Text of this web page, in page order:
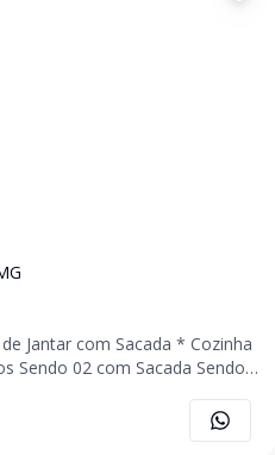
Jantar com Sacada * Cozinha
Sendo 02 com Sacada Sendo
Serviço * 05 Vagas de
Coberta Ligue Agora Mesmo e Agende U